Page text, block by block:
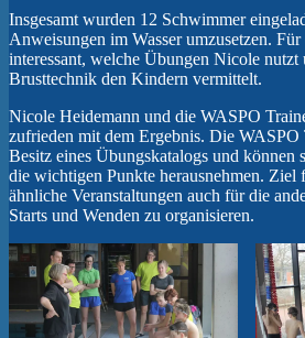
Insgesamt wurden 12 Schwimmer
Anweisungen im Wasser umzusetzen.
interessant, welche Übungen Nicole nutzt
Brusttechnik den Kindern vermittelt.
Nicole Heidemann und die WASPO
zufrieden mit dem Ergebnis. Die
Besitz eines Übungskatalogs und können
die wichtigen Punkte herausnehmen. Ziel
ähnliche Veranstaltungen auch für die
Starts und Wenden zu organisieren.